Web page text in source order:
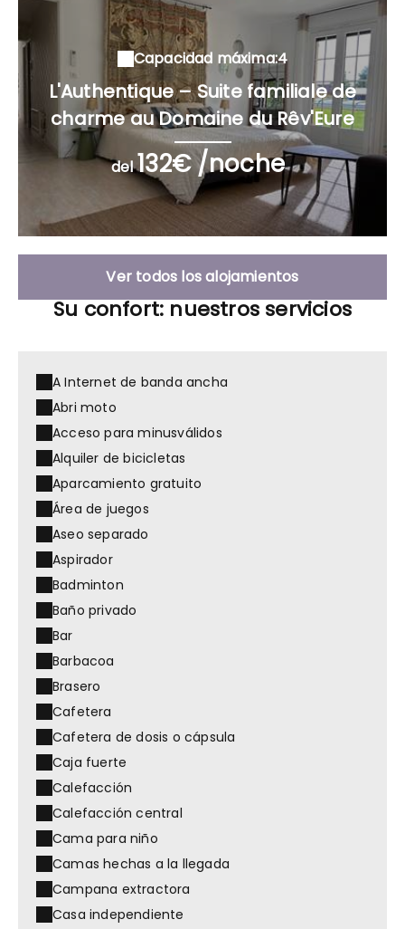
Capacidad máxima:4
L'Authentique – Suite familiale de
charme au Domaine du Rêv'Eure
del132€ /noche
Ver todos los alojamientos
Su confort: nuestros servicios
A Internet de banda ancha
Abri moto
Acceso para minusválidos
Alquiler de bicicletas
Aparcamiento gratuito
Área de juegos
Aseo separado
Aspirador
Badminton
Baño privado
Bar
Barbacoa
Brasero
Cafetera
Cafetera de dosis o cápsula
Caja fuerte
Calefacción
Calefacción central
Cama para niño
Camas hechas a la llegada
Campana extractora
Casa independiente